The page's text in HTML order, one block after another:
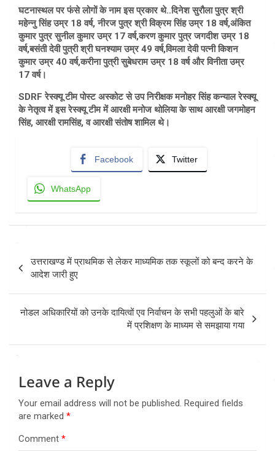
घटनास्थल पर फंसे लोगों के नाम इस प्रकार थे..दिनेश सुरौला पुत्र श्री
महेन्नु सिंह उम्र 18 वर्ष, नीरज पुत्र श्री विक्रम सिंह उम्र 18 वर्ष,अंकित
कुमार पुत्र सुनील कुमार उम्र 17 वर्ष,करण कुमार पुत्र जगदीश उम्र 18
वर्ष,बसंती देवी पुत्री श्री घनश्याम उम्र 49 वर्ष,विमला देवी पत्नी किशन
कुमार उम्र 40 वर्ष,करीना पुत्री सुबेधराम उम्र 18 वर्ष और विनीता उम्र
17 वर्ष।
SDRF रेस्क्यू टीम पोस्ट अस्कोट से उप निरीक्षक मनोहर सिंह कन्याल रेस्क्यू
के नेतृत्व में इस रेस्क्यू टीम में आरक्षी मनोज थोलिया के साथ आरक्षी जगमोहन
सिंह, आरक्षी रामसिंह, व आरक्षी संतोष शामिल थे।
Facebook Twitter
WhatsApp
navigation
उत्तराखण्ड में प्राथमिक से लेकर माध्यमिक तक स्कूलों को बन्द करने के
आदेश जारी हुए
नोडल अधिकारियों को उनके दायित्वों एव निर्वाचन के सभी पहलुओं के बारे
में प्रशिक्षण के माध्यम से समझाया गया
Leave a Reply
Your email address will not be published. Required fields
are marked *
Comment *